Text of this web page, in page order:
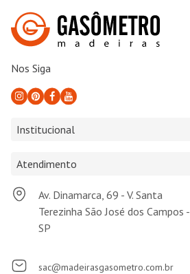
Nos Siga
Institucional
Atendimento
Av. Dinamarca, 69 - V. Santa
Terezinha São José dos Campos -
SP
sac@madeirasgasometro.com.br